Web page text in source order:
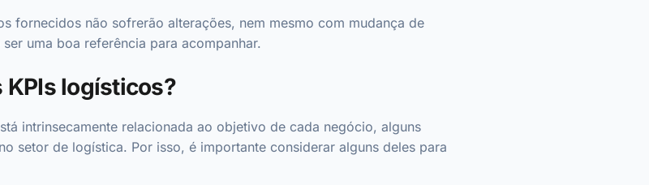
fornecidos não sofrerão alterações, nem mesmo com mudança de
uma boa referência para acompanhar.
KPIs logísticos?
intrinsecamente relacionada ao objetivo de cada negócio, alguns
setor de logística. Por isso, é importante considerar alguns deles para